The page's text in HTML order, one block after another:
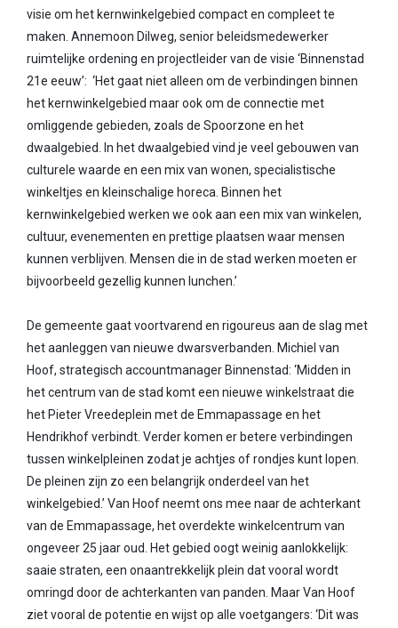
visie om het kernwinkelgebied compact en compleet te
maken. Annemoon Dilweg, senior beleidsmedewerker
ruimtelijke ordening en projectleider van de visie ‘Binnenstad
21e eeuw’: ‘Het gaat niet alleen om de verbindingen binnen
het kernwinkelgebied maar ook om de connectie met
omliggende gebieden, zoals de Spoorzone en het
dwaalgebied. In het dwaalgebied vind je veel gebouwen van
culturele waarde en een mix van wonen, specialistische
winkeltjes en kleinschalige horeca. Binnen het
kernwinkelgebied werken we ook aan een mix van winkelen,
cultuur, evenementen en prettige plaatsen waar mensen
kunnen verblijven. Mensen die in de stad werken moeten er
bijvoorbeeld gezellig kunnen lunchen.’
De gemeente gaat voortvarend en rigoureus aan de slag met
het aanleggen van nieuwe dwarsverbanden. Michiel van
Hoof, strategisch accountmanager Binnenstad: ‘Midden in
het centrum van de stad komt een nieuwe winkelstraat die
het Pieter Vreedeplein met de Emmapassage en het
Hendrikhof verbindt. Verder komen er betere verbindingen
tussen winkelpleinen zodat je achtjes of rondjes kunt lopen.
De pleinen zijn zo een belangrijk onderdeel van het
winkelgebied.’ Van Hoof neemt ons mee naar de achterkant
van de Emmapassage, het overdekte winkelcentrum van
ongeveer 25 jaar oud. Het gebied oogt weinig aanlokkelijk:
saaie straten, een onaantrekkelijk plein dat vooral wordt
omringd door de achterkanten van panden. Maar Van Hoof
ziet vooral de potentie en wijst op alle voetgangers: ‘Dit was